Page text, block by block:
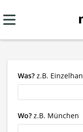
Was? z.B.
Wo? z.B. München